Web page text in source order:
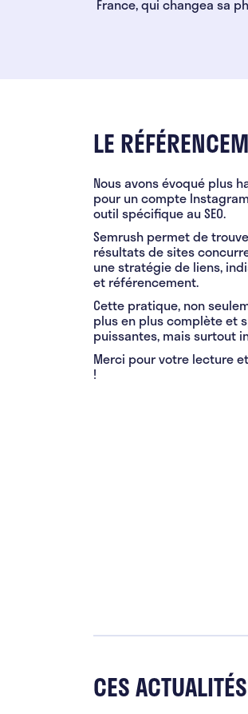
France, qui changea sa
LE
Nous avons évoqué plus
pour un compte
outil spécifique au SEO.
Semrush permet de
résultats de sites
une stratégie de liens,
et référencement.
Cette pratique, non
plus en plus complète et
puissantes, mais surtout
Merci pour votre lecture
!
CES